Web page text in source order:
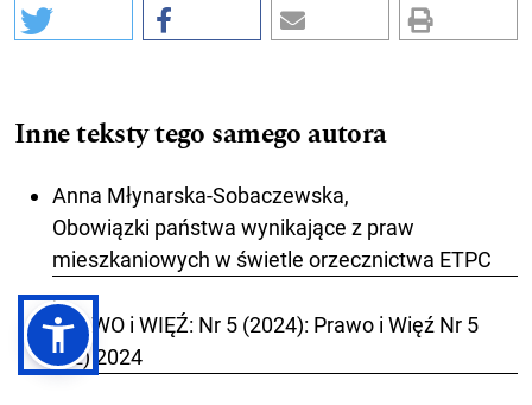
Inne teksty tego samego autora
Anna Młynarska-Sobaczewska,
Obowiązki państwa wynikające z praw
mieszkaniowych w świetle orzecznictwa ETPC
,
PRAWO i WIĘŹ: Nr 5 (2024): Prawo i Więź Nr 5
(52) 2024